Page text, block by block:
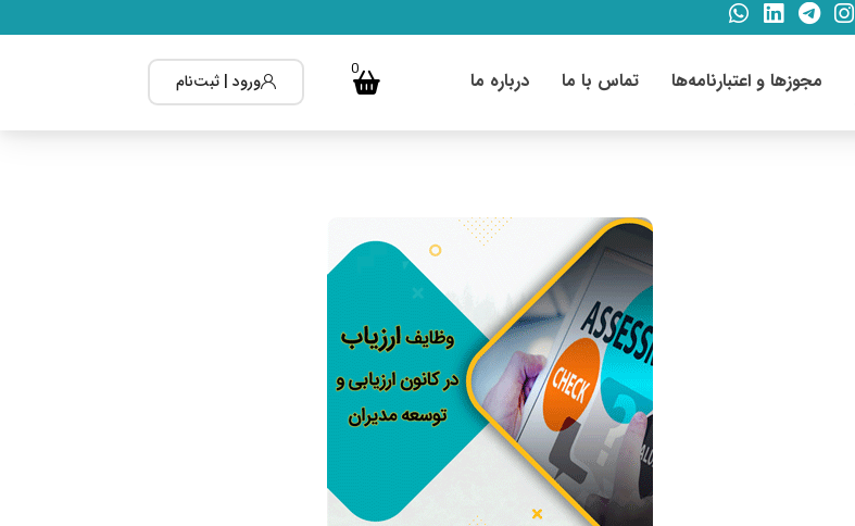
مجوزها و اعتبارنامه‌ها تماس با ما درباره ما 0
ورود | ثبت‌نام